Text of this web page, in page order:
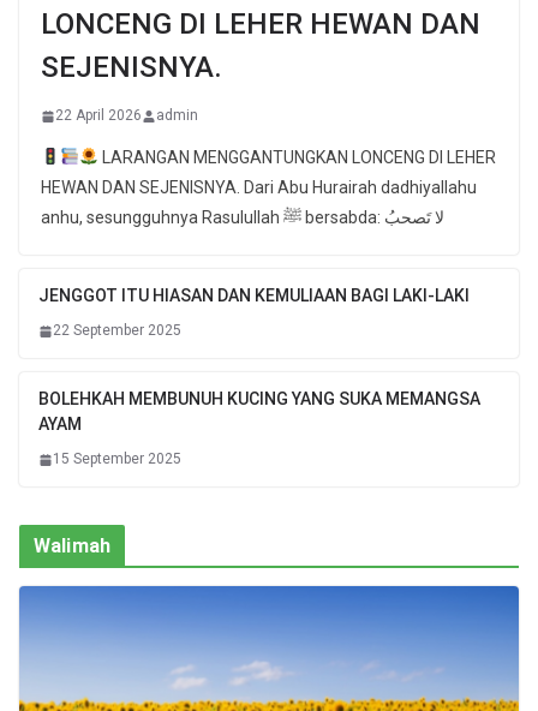
LONCENG DI LEHER HEWAN DAN
SEJENISNYA.
22 April 2026 admin
LARANGAN MENGGANTUNGKAN LONCENG DI LEHER
HEWAN DAN SEJENISNYA. Dari Abu Hurairah dadhiyallahu
anhu, sesungguhnya Rasulullah ﷺ bersabda: لا تَصحبُ
JENGGOT ITU HIASAN DAN KEMULIAAN BAGI LAKI-LAKI
22 September 2025
BOLEHKAH MEMBUNUH KUCING YANG SUKA MEMANGSA
AYAM
15 September 2025
Walimah